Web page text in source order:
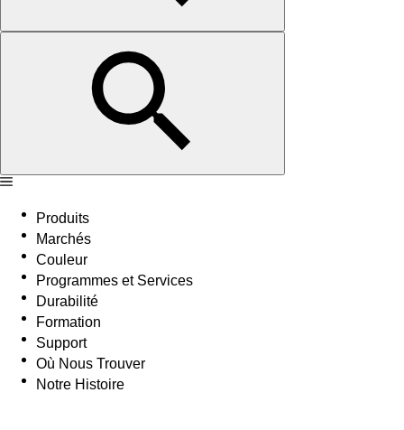
Produits
Marchés
Couleur
Programmes et Services
Durabilité
Formation
Support
Où Nous Trouver
Notre Histoire